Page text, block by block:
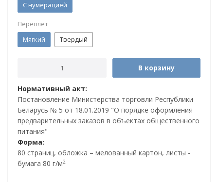
С нумерацией
Переплет
Мягкий
Твердый
В корзину
Нормативный акт:
Постановление Министерства торговли Республики
Беларусь № 5 от 18.01.2019 "О порядке оформления
предварительных заказов в объектах общественного
питания"
Форма:
80 страниц, обложка – мелованный картон, листы -
бумага 80 г/м2